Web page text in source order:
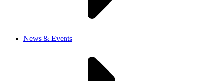
News & Events